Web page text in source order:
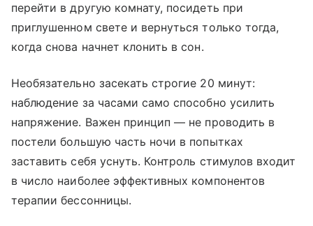
перейти в другую комнату, посидеть при
приглушенном свете и вернуться только тогда,
когда снова начнет клонить в сон.
Необязательно засекать строгие 20 минут:
наблюдение за часами само способно усилить
напряжение. Важен принцип — не проводить в
постели большую часть ночи в попытках
заставить себя уснуть. Контроль стимулов входит
в число наиболее эффективных компонентов
терапии бессонницы.